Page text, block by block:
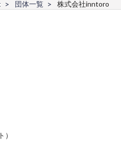
団体一覧 株式会社inntoro